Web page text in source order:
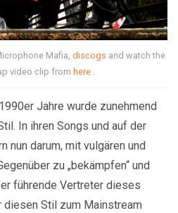
Mafia, discogs and watch the
video clip from here.
Jahre wurde zunehmend
In ihren Songs und auf der
nun darum, mit vulgären und
zu „bekämpfen“ und
führende Vertreter dieses
diesen Stil zum Mainstream